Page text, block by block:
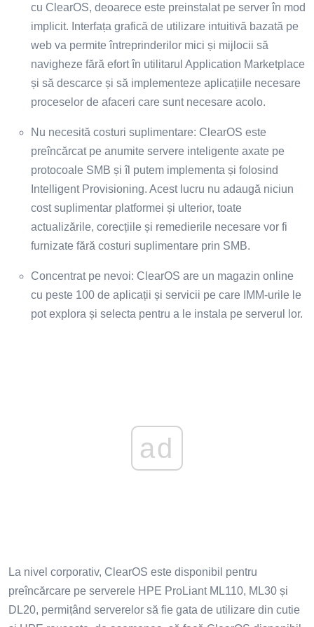
cu ClearOS, deoarece este preinstalat pe server în mod
implicit. Interfața grafică de utilizare intuitivă bazată pe
web va permite întreprinderilor mici și mijlocii să
navigheze fără efort în utilitarul Application Marketplace
și să descarce și să implementeze aplicațiile necesare
proceselor de afaceri care sunt necesare acolo.
Nu necesită costuri suplimentare: ClearOS este
preîncărcat pe anumite servere inteligente axate pe
protocoale SMB și îl putem implementa și folosind
Intelligent Provisioning. Acest lucru nu adaugă niciun
cost suplimentar platformei și ulterior, toate
actualizările, corecțiile și remedierile necesare vor fi
furnizate fără costuri suplimentare prin SMB.
Concentrat pe nevoi: ClearOS are un magazin online
cu peste 100 de aplicații și servicii pe care IMM-urile le
pot explora și selecta pentru a le instala pe serverul lor.
ad
La nivel corporativ, ClearOS este disponibil pentru
preîncărcare pe serverele HPE ProLiant ML110, ML30 și
DL20, permițând serverelor să fie gata de utilizare din cutie